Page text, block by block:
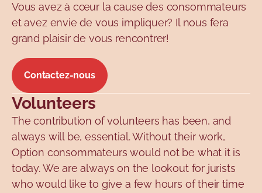
Vous avez à cœur la cause des consommateurs
et avez envie de vous impliquer? Il nous fera
grand plaisir de vous rencontrer!
Contactez-nous
Volunteers
The contribution of volunteers has been, and
always will be, essential. Without their work,
Option consommateurs would not be what it is
today. We are always on the lookout for jurists
who would like to give a few hours of their time